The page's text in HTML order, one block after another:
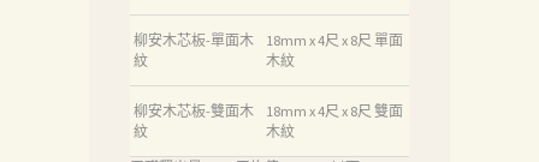
柳安木芯板-單面木
紋
18mm x 4尺 x 8尺 單面
木紋
柳安木芯板-雙面木
紋
18mm x 4尺 x 8尺 雙面
木紋